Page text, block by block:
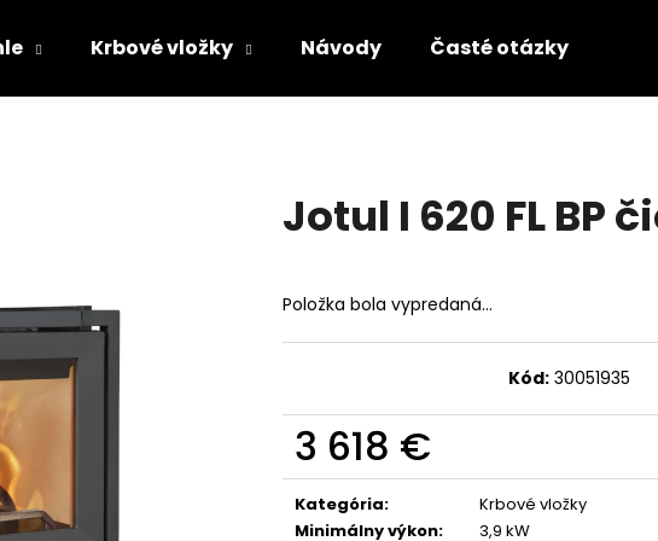
Krbové vložky Návody Časté otázky
Jotul I 620 FL BP
Položka bola vypredaná…
Kód: 30051935
3 618 €
Jednotková
cena:
Kategória:
Krbové vložky
Minimálny výkon:
3,9 kW
HĽADAŤ
Odporúčame